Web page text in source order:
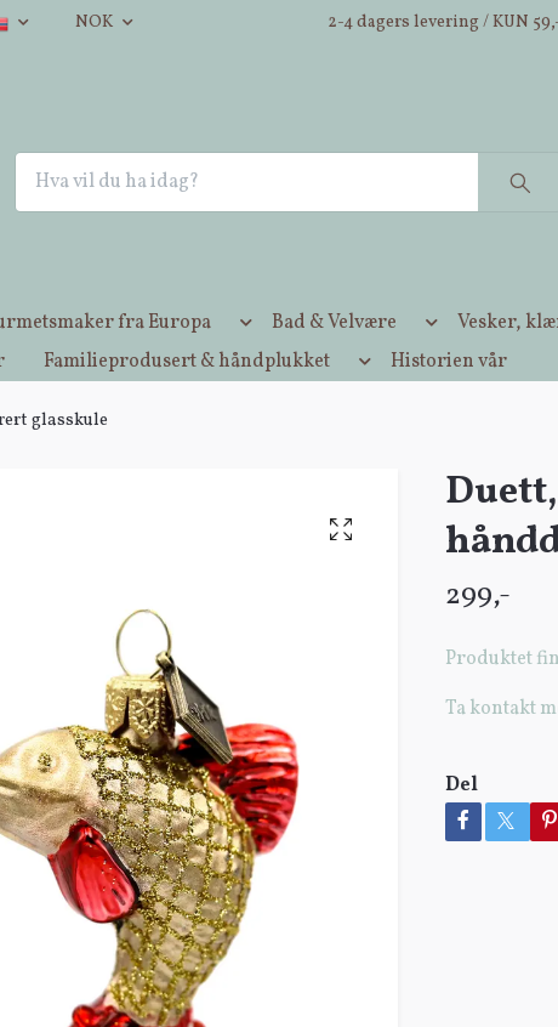
NOK 2-4 dagers levering / KUN
fra Europa Bad & Velvære Vesker,
Familieprodusert & håndplukket Historien vår
glasskule
299,-
Produktet
Ta kontakt
Del